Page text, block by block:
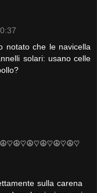
notato che le navicella
solari: usano celle
sulla carena